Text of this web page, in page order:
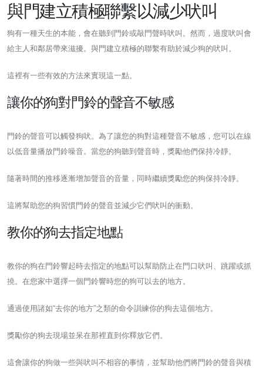
與門建立積極聯繫以減少吠叫
狗有一種天生的本能，會在聽到門鈴或敲門聲時吠叫。然而，過度吠叫會
給主人和鄰居帶來滋擾。與門建立積極的聯繫有助於減少狗的吠叫。
這裡有一些有效的方法來實現這一點。
讓你的狗對門鈴的聲音不敏感
門鈴的聲音可以觸發狗吠。為了讓您的狗對這種聲音不敏感，您可以在線
以低音量播放門鈴噪音。當您的狗聽到聲音時，獎勵他們保持冷靜。
隨著時間的推移逐漸增加聲音的音量，同時繼續獎勵您的狗保持冷靜。
這將幫助您的狗習慣門鈴的聲音並減少它們吠叫的衝動。
教你的狗去指定地點
教你的狗在門鈴響起時去指定的地點可以幫助防止在門口吠叫、跳躍或抓
撓。在您家中選擇一個門鈴響時您的狗可以去的地方。
通過使用諸如“去你的地方”之類的命令訓練你的狗去這個地方。
獎勵你的狗去現場並呆在那裡直到你釋放它們。
這會讓你的狗做一些與吠叫不相容的事情，並幫助他們將門鈴的聲音與積